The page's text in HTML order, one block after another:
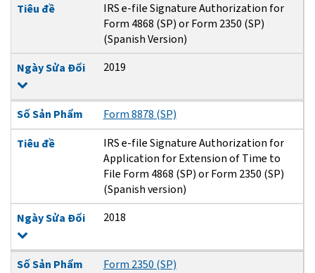
Tiêu đề
IRS e-file Signature Authorization for
Form 4868 (SP) or Form 2350 (SP)
(Spanish Version)
Ngày Sửa Đổi
2019
Số Sản Phẩm
Form 8878 (SP)
Tiêu đề
IRS e-file Signature Authorization for
Application for Extension of Time to
File Form 4868 (SP) or Form 2350 (SP)
(Spanish version)
Ngày Sửa Đổi
2018
Số Sản Phẩm
Form 2350 (SP)